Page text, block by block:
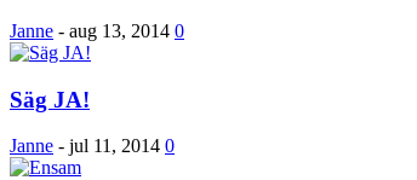
Janne - aug 13, 2014 0
Säg JA!
Janne - jul 11, 2014 0